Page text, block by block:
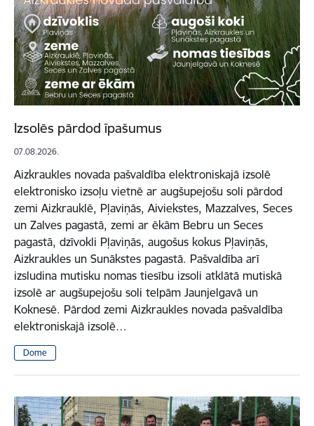
Izsolēs pārdod īpašumus
07.08.2026.
Aizkraukles novada pašvaldība elektroniskajā izsolē
elektronisko izsoļu vietnē ar augšupejošu soli pārdod
zemi Aizkrauklē, Pļaviņās, Aiviekstes, Mazzalves, Seces
un Zalves pagastā, zemi ar ēkām Bebru un Seces
pagastā, dzīvokli Pļaviņās, augošus kokus Pļaviņās,
Aizkraukles un Sunākstes pagastā. Pašvaldība arī
izsludina mutisku nomas tiesību izsoli atklātā mutiskā
izsolē ar augšupejošu soli telpām Jaunjelgavā un
Koknesē. Pārdod zemi Aizkraukles novada pašvaldība
elektroniskajā izsolē…
Dome